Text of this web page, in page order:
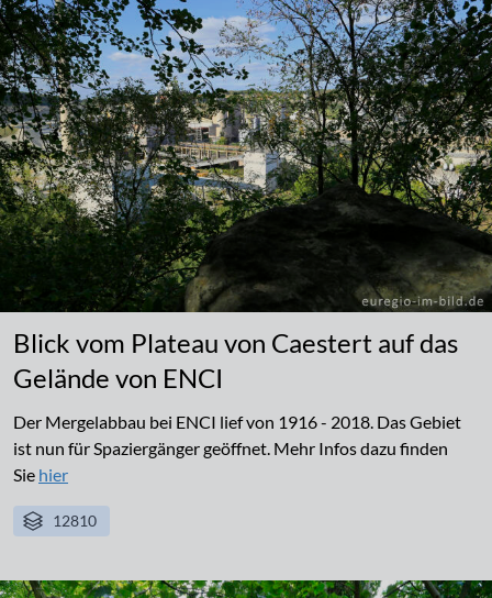
Blick vom Plateau von Caestert auf das
Gelände von ENCI
Der Mergelabbau bei ENCI lief von 1916 - 2018. Das Gebiet
ist nun für Spaziergänger geöffnet. Mehr Infos dazu finden
Sie hier
12810